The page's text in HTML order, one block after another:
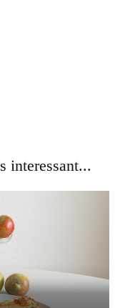
interessant...